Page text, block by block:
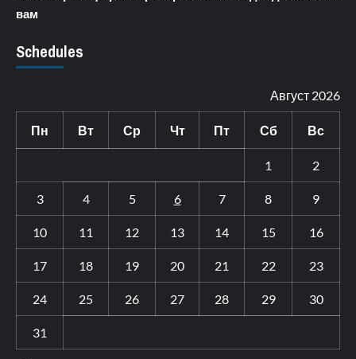
вам
Schedules
Август 2026
Пн Вт Ср Чт Пт Сб Вс
1 2
3 4 5 6 7 8 9
10 11 12 13 14 15 16
17 18 19 20 21 22 23
24 25 26 27 28 29 30
31